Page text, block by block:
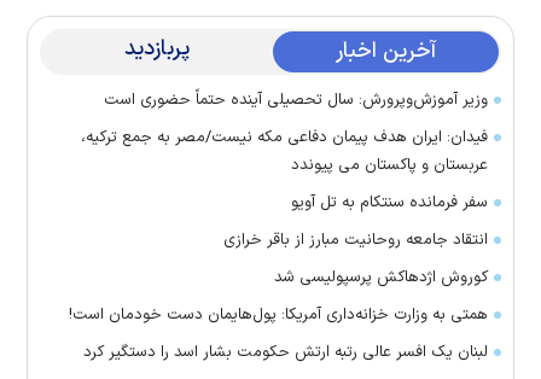
آخرین اخبار پربازدید
وزیر آموزش‌وپرورش: سال تحصیلی آینده حتماً حضوری است
فیدان: ایران هدف پیمان دفاعی مکه نیست/مصر به جمع ترکیه،
عربستان و پاکستان می پیوندد
سفر فرمانده سنتکام به تل آویو
انتقاد جامعه روحانیت مبارز از باقر خرازی
کوروش اژدهاکش پرسپولیسی شد
همتی به وزارت خزانه‌داری آمریکا: پول‌هایمان دست خودمان است!
لبنان یک افسر عالی رتبه ارتش حکومت بشار اسد را دستگیر کرد